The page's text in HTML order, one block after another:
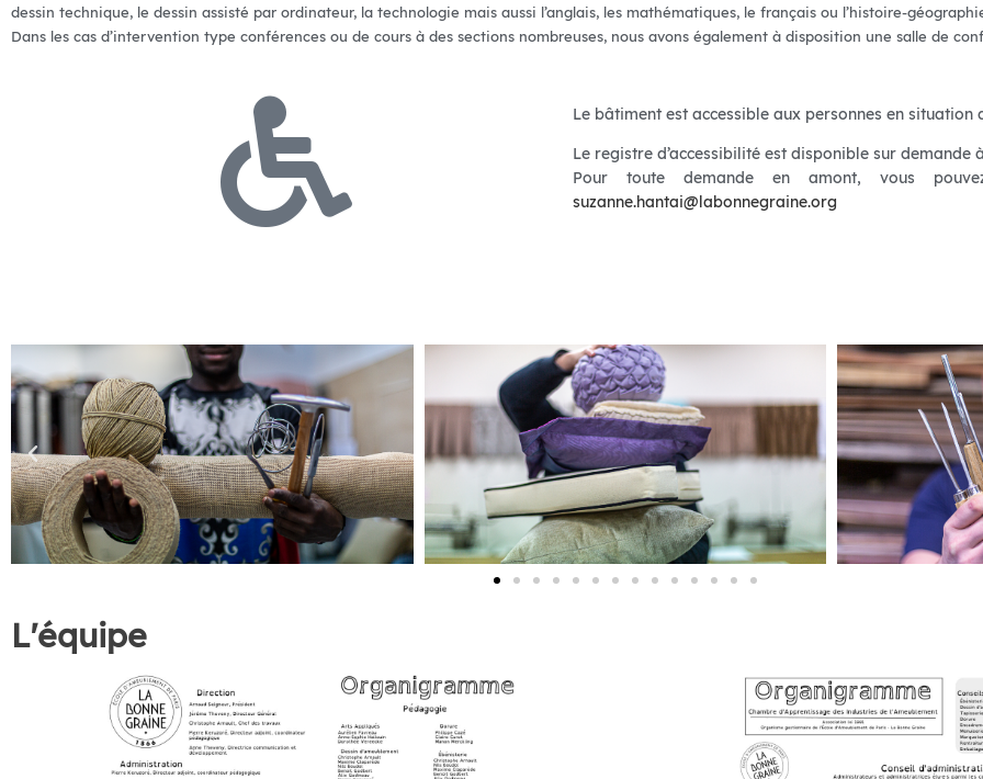
dessin technique, le dessin assisté par ordinateur, la technologie mais aussi l’anglais, les mathématiques, le français ou l’histoire-
Dans les cas d’intervention type conférences ou de cours à des sections nombreuses, nous avons également à disposition une salle de
Le bâtiment est accessible aux personnes en situation
Le registre d’accessibilité est disponible sur demande
Pour toute demande en amont, vous
suzanne.hantai@labonnegraine.org
L'équipe